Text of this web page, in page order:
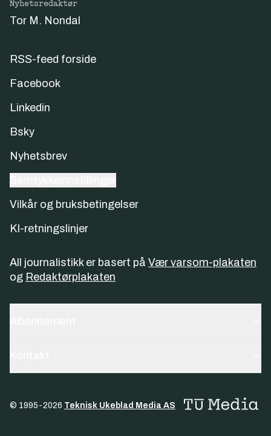
Nyhetsredaktør
Tor M. Nondal
RSS-feed forside
Facebook
Linkedin
Bsky
Nyhetsbrev
Vilkår og bruksbetingelser
KI-retningslinjer
All journalistikk er basert på Vær varsom-plakaten
og Redaktørplakaten
© 1995-2026 Teknisk Ukeblad Media AS